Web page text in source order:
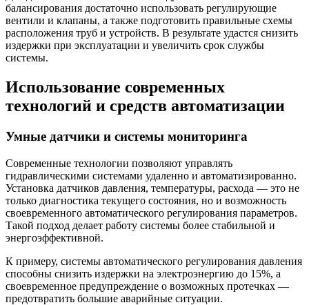
балансирования достаточно использовать регулирующие
вентили и клапаны, а также подготовить правильные схемы
расположения труб и устройств. В результате удастся снизить
издержки при эксплуатации и увеличить срок службы
системы.
Использование современных
технологий и средств автоматизации
Умные датчики и системы мониторинга
Современные технологии позволяют управлять
гидравлическими системами удаленно и автоматизированно.
Установка датчиков давления, температуры, расхода — это не
только диагностика текущего состояния, но и возможность
своевременного автоматического регулирования параметров.
Такой подход делает работу системы более стабильной и
энергоэффективной.
К примеру, системы автоматического регулирования давления
способны снизить издержки на электроэнергию до 15%, а
своевременное предупреждение о возможных протечках —
предотвратить большие аварийные ситуации.